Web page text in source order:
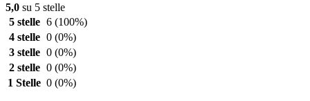
5,0 su 5 stelle
5 stelle 6 (100%)
4 stelle 0 (0%)
3 stelle 0 (0%)
2 stelle 0 (0%)
1 Stelle 0 (0%)